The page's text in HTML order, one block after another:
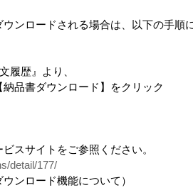
ンロードされる場合は、以下の手順
履歴』より、
品書ダウンロード】をクリック
スサイトをご参照ください。
detail/177/
ンロード機能について）